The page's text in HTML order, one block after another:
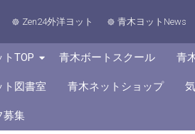
Zen24外洋ヨット 青木ヨットNews
TOP 青木ボートスクール 青
ト図書室 青木ネットショップ
募集